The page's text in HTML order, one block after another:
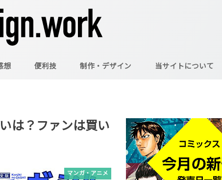
想 便利技 制作・デザイン 当サイトについて
は？ファンは買い
マンガ・アニメ